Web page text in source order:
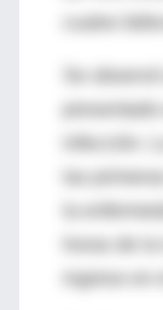
infección.
la
horas de
ingreso en